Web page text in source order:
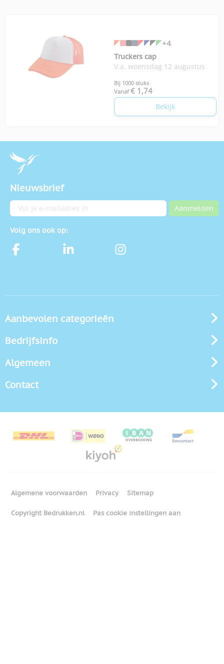
+4
Truckers cap
V.a. woensdag 12 augustus
Bij 1000 stuks
Vanaf € 1,74
Bekijk
Nieuwsbrief
E-mailadres Aanmelden
Volg ons ook op:
Aanbevolen categorieën
Bedrijfsinfo
Algemeen
Contact
Algemene voorwaarden Privacy Sitemap
Copyright Bedrukken.nl Pas cookie instellingen aan